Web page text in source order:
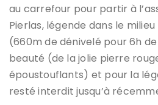
au carrefour pour partir à
Pierlas, légende dans le
(660m de dénivelé pour 6h
beauté (de la jolie pierre
époustouflants) et pour la
resté interdit jusqu’à